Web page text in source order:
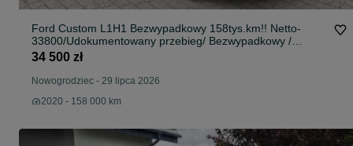
Ford Custom L1H1 Bezwypadkowy 158tys.km!! Netto-
33800/Udokumentowany przebieg/ Bezwypadkowy /
Gotowy do jazdy
34 500 zł
Nowogrodziec - 29 lipca 2026
2020 - 158 000 km